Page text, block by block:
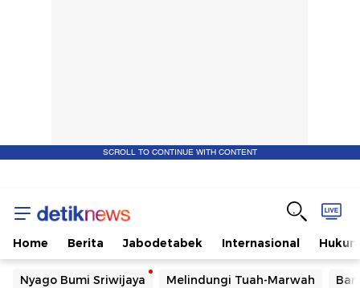
SCROLL TO CONTINUE WITH CONTENT
Home Berita Jabodetabek Internasional Hukum
Nyago Bumi Sriwijaya Melindungi Tuah-Marwah